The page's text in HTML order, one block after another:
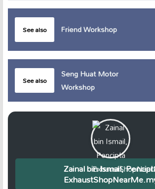
See also Friend Workshop
See also
Seng Huat Motor
Workshop
Zainal bin Ismail,